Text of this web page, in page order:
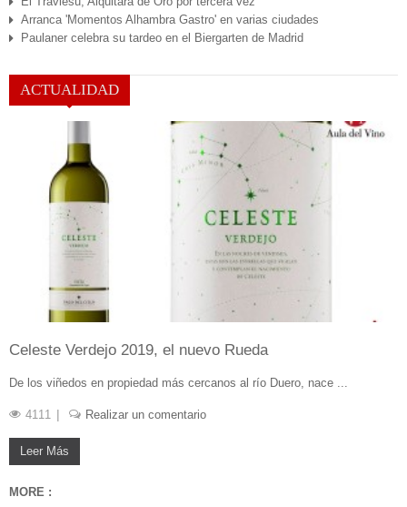
Arranca 'Momentos Alhambra Gastro' en varias ciudades
Paulaner celebra su tardeo en el Biergarten de Madrid
ACTUALIDAD
Celeste Verdejo 2019, el nuevo Rueda
De los viñedos en propiedad más cercanos al río Duero, nace ...
4111 Realizar un comentario
Leer Más
MORE :